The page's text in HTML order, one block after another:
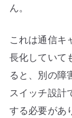
ん。
これは通信キ
長化していて
ると、別の障
スイッチ設計
する必要があ